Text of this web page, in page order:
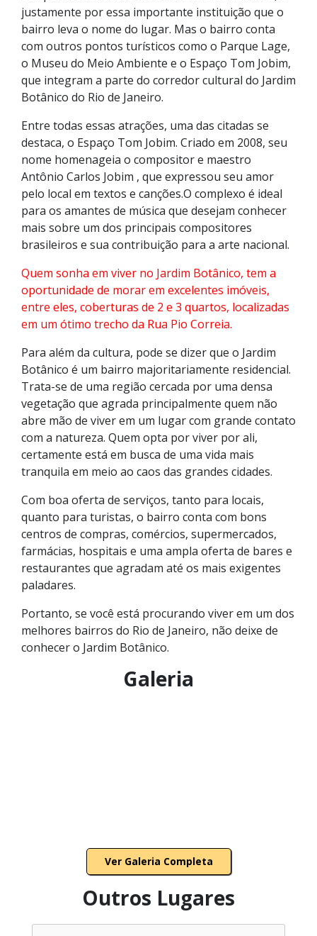
justamente por essa importante instituição que o
bairro leva o nome do lugar. Mas o bairro conta
com outros pontos turísticos como o Parque Lage,
o Museu do Meio Ambiente e o Espaço Tom Jobim,
que integram a parte do corredor cultural do Jardim
Botânico do Rio de Janeiro.
Entre todas essas atrações, uma das citadas se
destaca, o Espaço Tom Jobim. Criado em 2008, seu
nome homenageia o compositor e maestro
Antônio Carlos Jobim , que expressou seu amor
pelo local em textos e canções.O complexo é ideal
para os amantes de música que desejam conhecer
mais sobre um dos principais compositores
brasileiros e sua contribuição para a arte nacional.
Quem sonha em viver no Jardim Botânico, tem a
oportunidade de morar em excelentes imóveis,
entre eles, coberturas de 2 e 3 quartos, localizadas
em um ótimo trecho da Rua Pio Correia.
Para além da cultura, pode se dizer que o Jardim
Botânico é um bairro majoritariamente residencial.
Trata-se de uma região cercada por uma densa
vegetação que agrada principalmente quem não
abre mão de viver em um lugar com grande contato
com a natureza. Quem opta por viver por ali,
certamente está em busca de uma vida mais
tranquila em meio ao caos das grandes cidades.
Com boa oferta de serviços, tanto para locais,
quanto para turistas, o bairro conta com bons
centros de compras, comércios, supermercados,
farmácias, hospitais e uma ampla oferta de bares e
restaurantes que agradam até os mais exigentes
paladares.
Portanto, se você está procurando viver em um dos
melhores bairros do Rio de Janeiro, não deixe de
conhecer o Jardim Botânico.
Galeria
Ver Galeria Completa
Outros Lugares